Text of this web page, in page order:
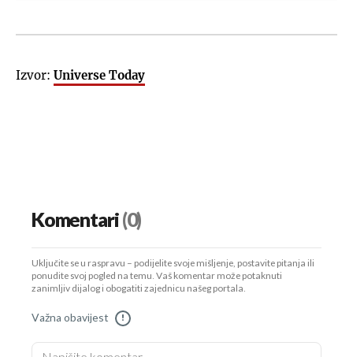
Izvor: Universe Today
Komentari(0)
Uključite se u raspravu – podijelite svoje mišljenje, postavite pitanja ili
ponudite svoj pogled na temu. Vaš komentar može potaknuti
zanimljiv dijalog i obogatiti zajednicu našeg portala.
Važna obavijest !